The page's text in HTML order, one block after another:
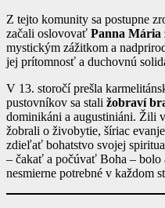
Z tejto komunity sa postupne
začali oslovovať Panna Mária
mystickým zážitkom a
jej prítomnosť a duchovnú
V 13. storočí prešla
pustovníkov sa stali žobraví
dominikáni a augustiniáni. Žili
žobrali o živobytie, šíriac
zdieľať bohatstvo svojej
– čakať a počúvať Boha – bolo
nesmierne potrebné v každom